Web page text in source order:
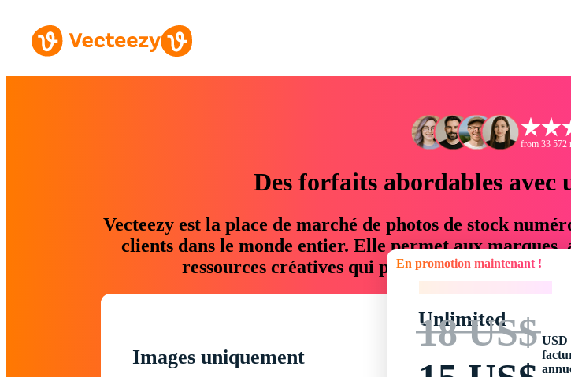
from 33 572
Des forfaits abordables
Vecteezy est la place de marché de photos de stock
clients dans le monde entier. Elle permet aux
ressources créatives qui permettent
Images uniquement
En promotion maintenant !
Unlimited
18 US$ USD